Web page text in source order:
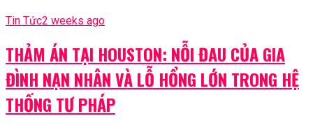
Tin Tức2 weeks ago
THẢM ÁN TẠI HOUSTON: NỖI ĐAU CỦA GIA
ĐÌNH NẠN NHÂN VÀ LỖ HỔNG LỚN TRONG HỆ
THỐNG TƯ PHÁP